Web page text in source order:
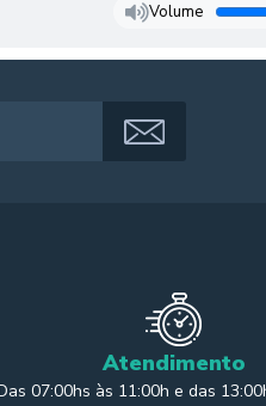
Volume
Atendimento
07:00hs às 11:00h e das